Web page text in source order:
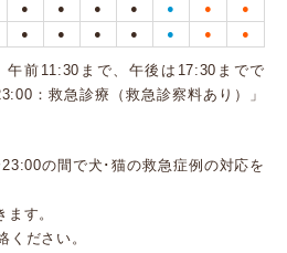
● ● ● ● ● ● ●
● ● ● ● ● ● ●
前11:30まで、午後は17:30までで
：救急診療（救急診察料あり）」
23:00の間で犬･猫の救急症例の対応を
す。
ください。